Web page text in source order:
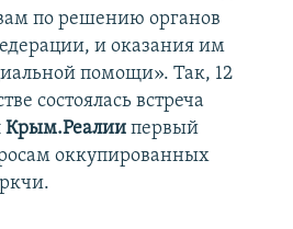
по решению органов
и оказания им
помощи». Так, 12
состоялась встреча
Крым.Реалии первый
оккупированных